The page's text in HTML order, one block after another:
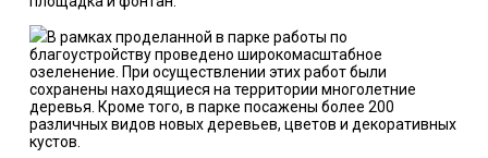
В рамках проделанной в парке работы по
благоустройству проведено широкомасштабное
озеленение. При осуществлении этих работ были
сохранены находящиеся на территории многолетние
деревья. Кроме того, в парке посажены более 200
различных видов новых деревьев, цветов и декоративных
кустов.